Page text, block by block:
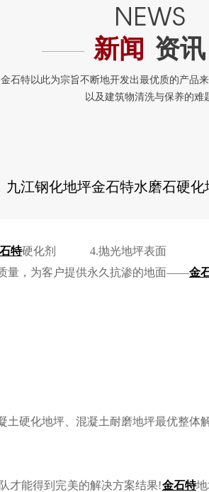
新闻 资讯
九江钢化地坪金石特水磨石硬
特硬化剂 4.抛光地坪表面
量，为客户提供永久抗渗的地面——金
土硬化地坪、混凝土耐磨地坪最优整体
才能得到完美的解决方案结果!金石特